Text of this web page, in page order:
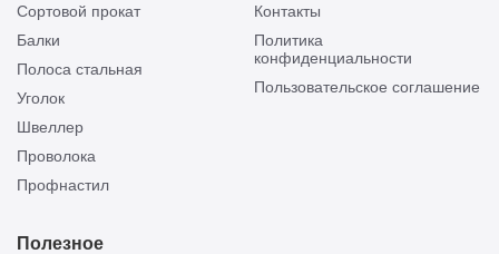
Сортовой прокат
Балки
Полоса стальная
Уголок
Швеллер
Проволока
Профнастил
Контакты
Политика
конфиденциальности
Пользовательское соглашение
Полезное